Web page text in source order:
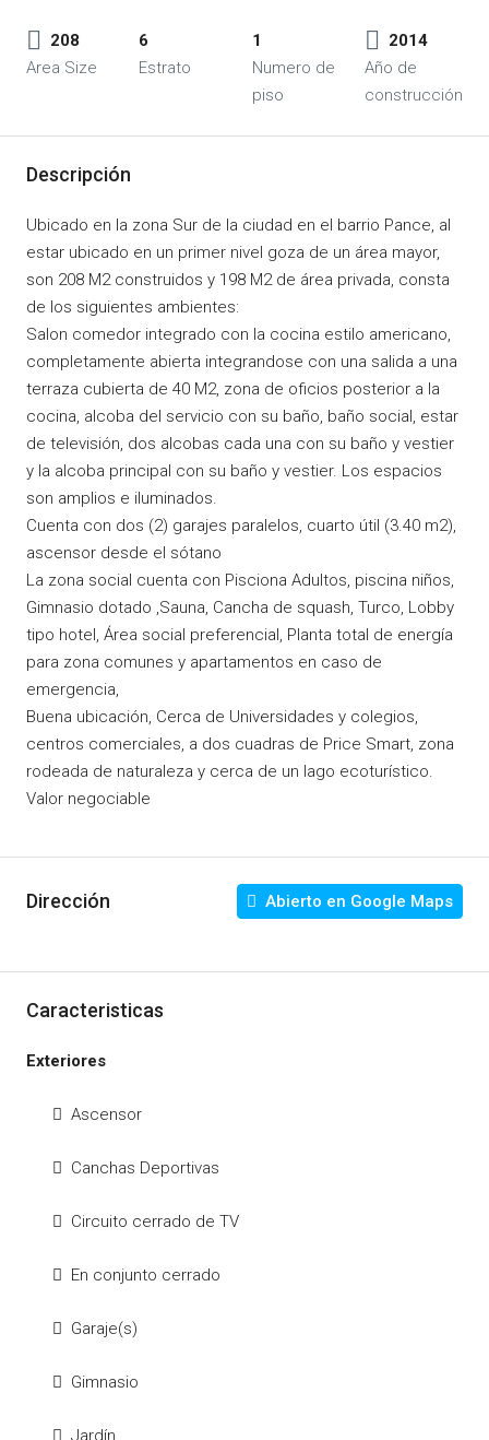
208
Area Size
6
Estrato
1
Numero de
piso
2014
Año de
construcción
Descripción
Ubicado en la zona Sur de la ciudad en el barrio Pance, al
estar ubicado en un primer nivel goza de un área mayor,
son 208 M2 construidos y 198 M2 de área privada, consta
de los siguientes ambientes:
Salon comedor integrado con la cocina estilo americano,
completamente abierta integrandose con una salida a una
terraza cubierta de 40 M2, zona de oficios posterior a la
cocina, alcoba del servicio con su baño, baño social, estar
de televisión, dos alcobas cada una con su baño y vestier
y la alcoba principal con su baño y vestier. Los espacios
son amplios e iluminados.
Cuenta con dos (2) garajes paralelos, cuarto útil (3.40 m2),
ascensor desde el sótano
La zona social cuenta con Pisciona Adultos, piscina niños,
Gimnasio dotado ,Sauna, Cancha de squash, Turco, Lobby
tipo hotel, Área social preferencial, Planta total de energía
para zona comunes y apartamentos en caso de
emergencia,
Buena ubicación, Cerca de Universidades y colegios,
centros comerciales, a dos cuadras de Price Smart, zona
rodeada de naturaleza y cerca de un lago ecoturístico.
Valor negociable
Dirección Abierto en Google Maps
Caracteristicas
Exteriores
Ascensor
Canchas Deportivas
Circuito cerrado de TV
En conjunto cerrado
Garaje(s)
Gimnasio
Jardín